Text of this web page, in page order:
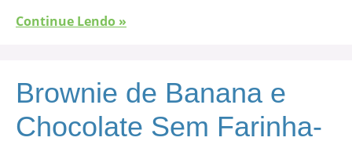
Continue Lendo »
Brownie de Banana e
Chocolate Sem Farinha-